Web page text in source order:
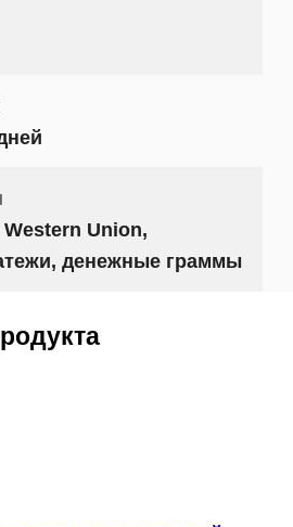
Western Union,
денежные граммы